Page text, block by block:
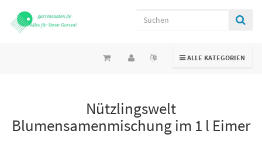
TOGGLE NAVIGATION
ALLE KATEGORIEN
Nützlingswelt
Blumensamenmischung im 1 l Eimer